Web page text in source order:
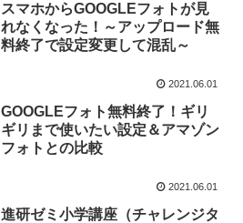
スマホからGOOGLEフォトが見
れなくなった！～アップロード無
料終了で設定変更して混乱～
2021.06.01
GOOGLEフォト無料終了！ギリ
ギリまで使いたい設定＆アマゾン
フォトとの比較
2021.06.01
進研ゼミ小学講座（チャレンジタ